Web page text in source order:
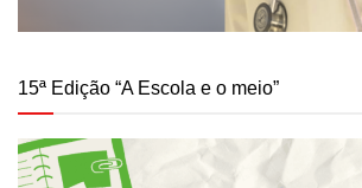
15ª Edição “A Escola e o meio”